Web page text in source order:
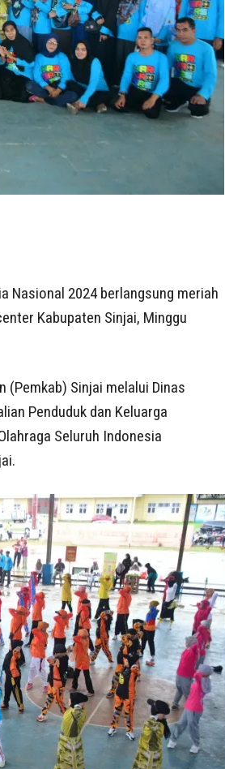
Nasional 2024 berlangsung meriah
Kabupaten Sinjai, Minggu
(Pemkab) Sinjai melalui Dinas
Penduduk dan Keluarga
Seluruh Indonesia